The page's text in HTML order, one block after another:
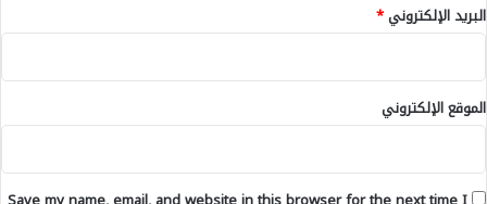
ل
ن
م
ي
م
البريد الإلكتروني*
الموقع الإلكتروني